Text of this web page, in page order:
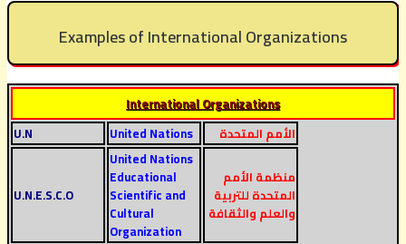
Examples of International Organizations
International Organizations
U.N
United Nations الأمم المتحدة
U.N.E.S.C.O
United Nations
Educational
Scientific and
Cultural
Organization
منظمة الأمم
المتحدة للتربية
والعلم والثقافة